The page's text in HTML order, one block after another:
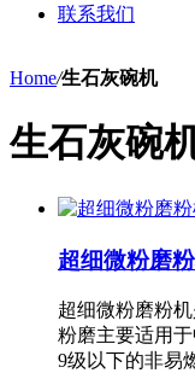
联系我们
Home/生石灰碗机
生石灰碗
超细微粉磨
超细微粉磨粉
粉磨主要适用
9级以下的非易